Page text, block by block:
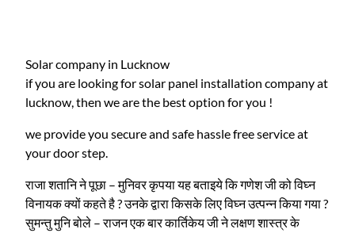
Solar company in Lucknow
if you are looking for solar panel installation company at
lucknow, then we are the best option for you !
we provide you secure and safe hassle free service at
your door step.
राजा शतानि ने पूछा – मुनिवर कृपया यह बताइये कि गणेश जी को विघ्न
विनायक क्यों कहते है ? उनके द्वारा किसके लिए विघ्न उत्पन्न किया गया ?
सुमन्तु मुनि बोले – राजन एक बार कार्तिकेय जी ने लक्षण शास्त्र के